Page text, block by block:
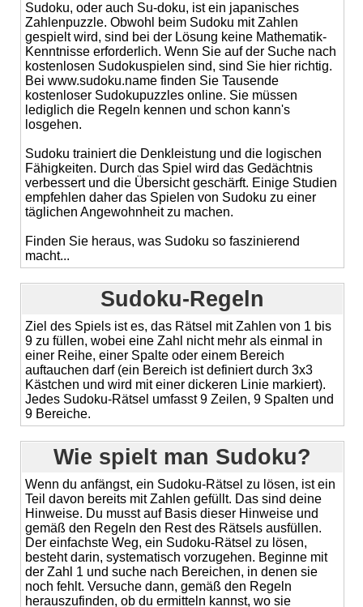
Sudoku, oder auch Su-doku, ist ein japanisches
Zahlenpuzzle. Obwohl beim Sudoku mit Zahlen
gespielt wird, sind bei der Lösung keine Mathematik-
Kenntnisse erforderlich. Wenn Sie auf der Suche nach
kostenlosen Sudokuspielen sind, sind Sie hier richtig.
Bei www.sudoku.name finden Sie Tausende
kostenloser Sudokupuzzles online. Sie müssen
lediglich die Regeln kennen und schon kann's
losgehen.
Sudoku trainiert die Denkleistung und die logischen
Fähigkeiten. Durch das Spiel wird das Gedächtnis
verbessert und die Übersicht geschärft. Einige Studien
empfehlen daher das Spielen von Sudoku zu einer
täglichen Angewohnheit zu machen.
Finden Sie heraus, was Sudoku so faszinierend
macht...
Sudoku-Regeln
Ziel des Spiels ist es, das Rätsel mit Zahlen von 1 bis
9 zu füllen, wobei eine Zahl nicht mehr als einmal in
einer Reihe, einer Spalte oder einem Bereich
auftauchen darf (ein Bereich ist definiert durch 3x3
Kästchen und wird mit einer dickeren Linie markiert).
Jedes Sudoku-Rätsel umfasst 9 Zeilen, 9 Spalten und
9 Bereiche.
Wie spielt man Sudoku?
Wenn du anfängst, ein Sudoku-Rätsel zu lösen, ist ein
Teil davon bereits mit Zahlen gefüllt. Das sind deine
Hinweise. Du musst auf Basis dieser Hinweise und
gemäß den Regeln den Rest des Rätsels ausfüllen.
Der einfachste Weg, ein Sudoku-Rätsel zu lösen,
besteht darin, systematisch vorzugehen. Beginne mit
der Zahl 1 und suche nach Bereichen, in denen sie
noch fehlt. Versuche dann, gemäß den Regeln
herauszufinden, ob du ermitteln kannst, wo sie